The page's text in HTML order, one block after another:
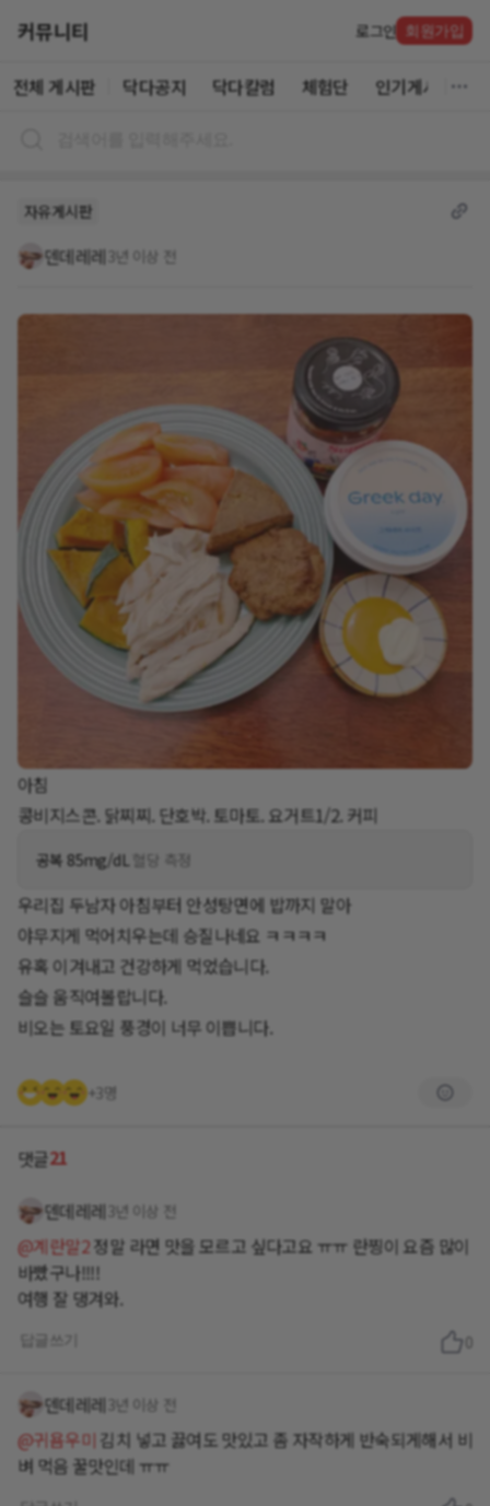
커뮤니티 로그인 회원가입
전체 게시판 닥다공지 닥다칼럼 체험단 인기게시글
자유게시판
덴데레레 3년 이상 전
아침
콩비지스콘. 닭찌찌. 단호박. 토마토. 요거트1/2. 커피
공복 85mg/dL 혈당 측정
우리집 두남자 아침부터 안성탕면에 밥까지 말아
야무지게 먹어치우는데 승질나네요 ㅋㅋㅋㅋ
유혹 이겨내고 건강하게 먹었습니다.
슬슬 움직여볼랍니다.
비오는 토요일 풍경이 너무 이쁩니다.
+3명
댓글21
덴데레레 3년 이상 전
@계란말2정말 라면 맛을 모르고 싶다고요 ㅠㅠ 란찡이 요즘 많이
바빴구나!!!!
여행 잘 댕겨와.
덴데레레 3년 이상 전
@귀욤우미 김치 넣고 끓여도 맛있고 좀 자작하게 반숙되게해서 비
벼 먹음 꿀맛인데 ㅠㅠ